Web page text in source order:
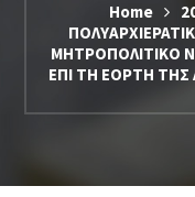
Home
ΜΗΤΡΟΠΟΛΙΤΙΚΟ
ΕΠΙ ΤΗ ΕΟΡΤΗ